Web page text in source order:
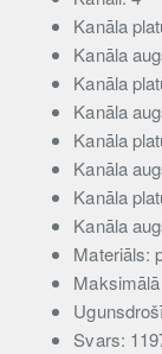
Kanāla
Kanāla
Kanāla
Kanāla
Kanāla
Kanāla
Kanāla
Kanāla
Materiāls:
Svars: